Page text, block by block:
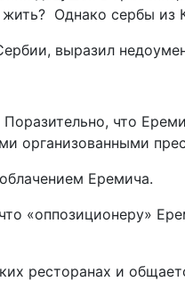
Однако сербы из
выразил
что
организованными
Еремича.
«оппозиционеру»
ресторанах и